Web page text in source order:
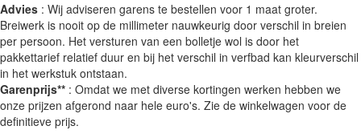
Advies : Wij adviseren garens te bestellen voor 1 maat groter.
Breiwerk is nooit op de millimeter nauwkeurig door verschil in breien
per persoon. Het versturen van een bolletje wol is door het
pakkettarief relatief duur en bij het verschil in verfbad kan kleurverschil
in het werkstuk ontstaan.
Garenprijs** : Omdat we met diverse kortingen werken hebben we
onze prijzen afgerond naar hele euro's. Zie de winkelwagen voor de
definitieve prijs.